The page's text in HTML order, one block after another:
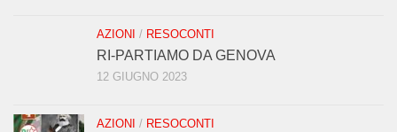
AZIONI / RESOCONTI
RI-PARTIAMO DA GENOVA
12 GIUGNO 2023
AZIONI / RESOCONTI